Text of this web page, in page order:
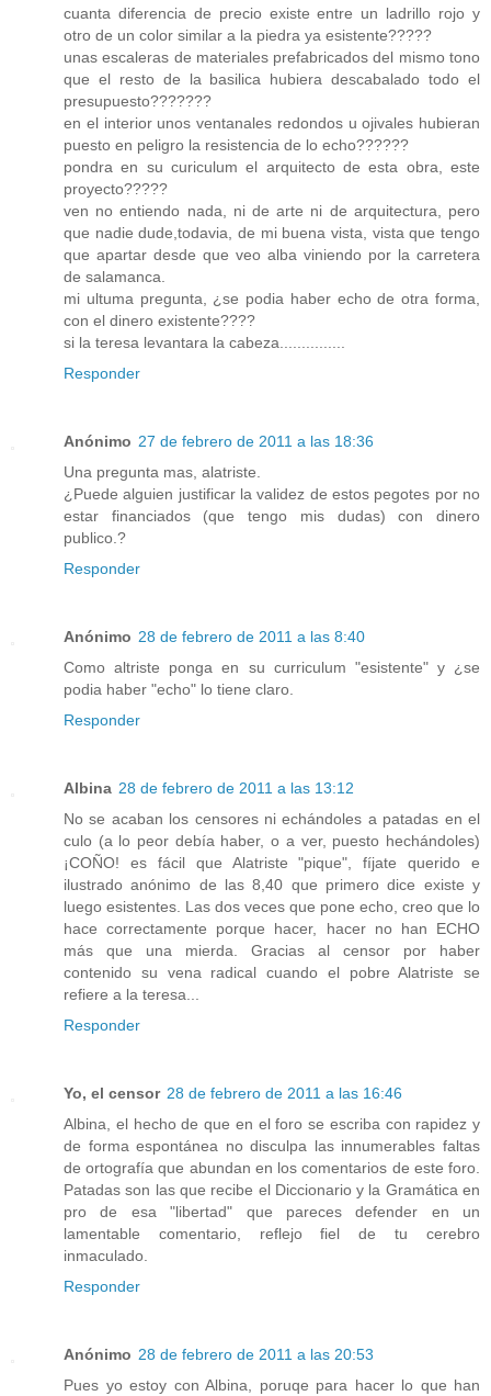
cuanta diferencia de precio existe entre un ladrillo rojo y
otro de un color similar a la piedra ya esistente?????
unas escaleras de materiales prefabricados del mismo tono
que el resto de la basilica hubiera descabalado todo el
presupuesto???????
en el interior unos ventanales redondos u ojivales hubieran
puesto en peligro la resistencia de lo echo??????
pondra en su curiculum el arquitecto de esta obra, este
proyecto?????
ven no entiendo nada, ni de arte ni de arquitectura, pero
que nadie dude,todavia, de mi buena vista, vista que tengo
que apartar desde que veo alba viniendo por la carretera
de salamanca.
mi ultuma pregunta, ¿se podia haber echo de otra forma,
con el dinero existente????
si la teresa levantara la cabeza...............
Responder
Anónimo 27 de febrero de 2011 a las 18:36
Una pregunta mas, alatriste.
¿Puede alguien justificar la validez de estos pegotes por no
estar financiados (que tengo mis dudas) con dinero
publico.?
Responder
Anónimo 28 de febrero de 2011 a las 8:40
Como altriste ponga en su curriculum "esistente" y ¿se
podia haber "echo" lo tiene claro.
Responder
Albina 28 de febrero de 2011 a las 13:12
No se acaban los censores ni echándoles a patadas en el
culo (a lo peor debía haber, o a ver, puesto hechándoles)
¡COÑO! es fácil que Alatriste "pique", fíjate querido e
ilustrado anónimo de las 8,40 que primero dice existe y
luego esistentes. Las dos veces que pone echo, creo que lo
hace correctamente porque hacer, hacer no han ECHO
más que una mierda. Gracias al censor por haber
contenido su vena radical cuando el pobre Alatriste se
refiere a la teresa...
Responder
Yo, el censor 28 de febrero de 2011 a las 16:46
Albina, el hecho de que en el foro se escriba con rapidez y
de forma espontánea no disculpa las innumerables faltas
de ortografía que abundan en los comentarios de este foro.
Patadas son las que recibe el Diccionario y la Gramática en
pro de esa "libertad" que pareces defender en un
lamentable comentario, reflejo fiel de tu cerebro
inmaculado.
Responder
Anónimo 28 de febrero de 2011 a las 20:53
Pues yo estoy con Albina, poruqe para hacer lo que han